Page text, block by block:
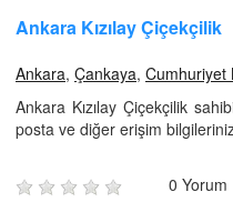
Ankara Kızılay Çiçekçilik
Ankara, Çankaya, Cumhuriyet
Ankara Kızılay Çiçekçilik
posta ve diğer erişim
0